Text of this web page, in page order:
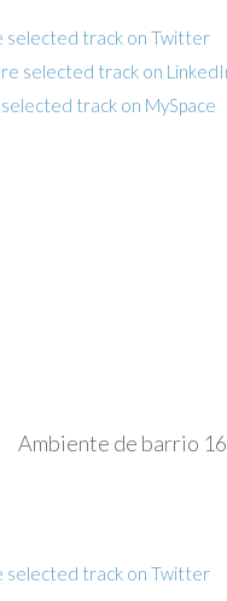
Ambiente de barrio 16